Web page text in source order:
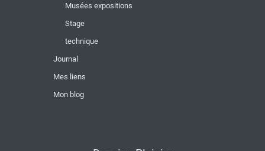
Musées expositions
Stage
technique
Journal
Mes liens
Mon blog